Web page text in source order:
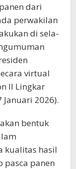
dari
perwakilan
di sela-
virtual
II Lingkar
Januari 2026).
bentuk
kualitas hasil
pasca panen